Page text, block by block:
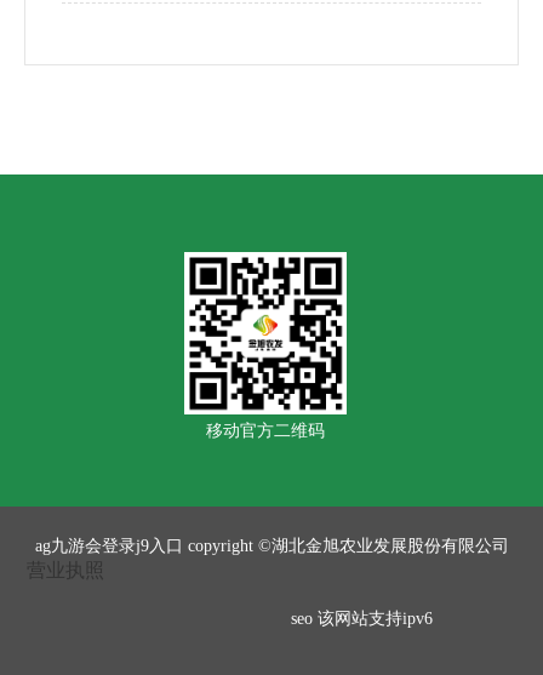
移动官方二维码
ag九游会登录j9入口 copyright ©湖北金旭农业发展股份有限公司
营业执照
seo 该网站支持ipv6